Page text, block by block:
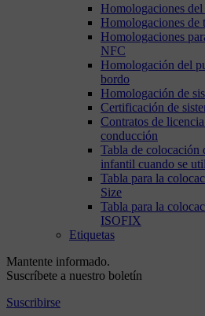
Homologaciones del
Homologaciones de
Homologaciones
NFC
Homologación del
bordo
Homologación de
Certificación de
Contratos de
conducción
Tabla de colocación
infantil cuando se
Tabla para la
Size
Tabla para la
ISOFIX
Etiquetas